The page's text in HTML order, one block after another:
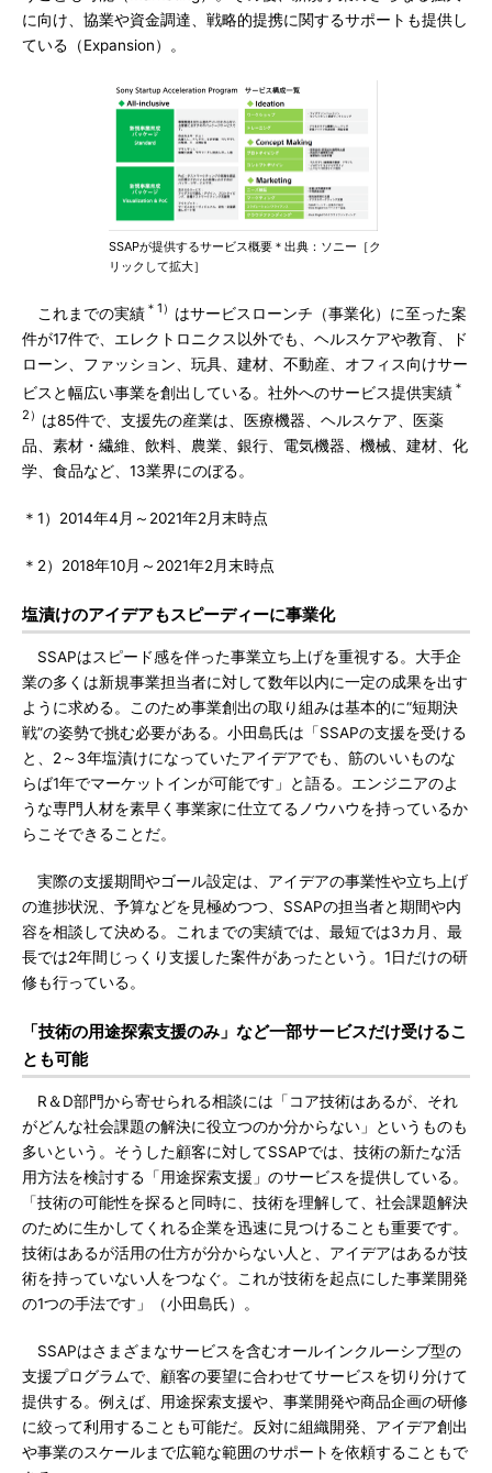
に向け、協業や資金調達、戦略的提携に関するサポートも提供し
ている（Expansion）。
SSAPが提供するサービス概要＊出典：ソニー［ク
リックして拡大］
これまでの実績 ＊1） はサービスローンチ（事業化）に至った案
件が17件で、エレクトロニクス以外でも、ヘルスケアや教育、ド
ローン、ファッション、玩具、建材、不動産、オフィス向けサー
ビスと幅広い事業を創出している。社外へのサービス提供実績 ＊
2） は85件で、支援先の産業は、医療機器、ヘルスケア、医薬
品、素材・繊維、飲料、農業、銀行、電気機器、機械、建材、化
学、食品など、13業界にのぼる。
＊1）2014年4月～2021年2月末時点
＊2）2018年10月～2021年2月末時点
塩漬けのアイデアもスピーディーに事業化
SSAPはスピード感を伴った事業立ち上げを重視する。大手企
業の多くは新規事業担当者に対して数年以内に一定の成果を出す
ように求める。このため事業創出の取り組みは基本的に“短期決
戦”の姿勢で挑む必要がある。小田島氏は「SSAPの支援を受ける
と、2～3年塩漬けになっていたアイデアでも、筋のいいものな
らば1年でマーケットインが可能です」と語る。エンジニアのよ
うな専門人材を素早く事業家に仕立てるノウハウを持っているか
らこそできることだ。
実際の支援期間やゴール設定は、アイデアの事業性や立ち上げ
の進捗状況、予算などを見極めつつ、SSAPの担当者と期間や内
容を相談して決める。これまでの実績では、最短では3カ月、最
長では2年間じっくり支援した案件があったという。1日だけの研
修も行っている。
「技術の用途探索支援のみ」など一部サービスだけ受けるこ
とも可能
R＆D部門から寄せられる相談には「コア技術はあるが、それ
がどんな社会課題の解決に役立つのか分からない」というものも
多いという。そうした顧客に対してSSAPでは、技術の新たな活
用方法を検討する「用途探索支援」のサービスを提供している。
「技術の可能性を探ると同時に、技術を理解して、社会課題解決
のために生かしてくれる企業を迅速に見つけることも重要です。
技術はあるが活用の仕方が分からない人と、アイデアはあるが技
術を持っていない人をつなぐ。これが技術を起点にした事業開発
の1つの手法です」（小田島氏）。
SSAPはさまざまなサービスを含むオールインクルーシブ型の
支援プログラムで、顧客の要望に合わせてサービスを切り分けて
提供する。例えば、用途探索支援や、事業開発や商品企画の研修
に絞って利用することも可能だ。反対に組織開発、アイデア創出
や事業のスケールまで広範な範囲のサポートを依頼することもで